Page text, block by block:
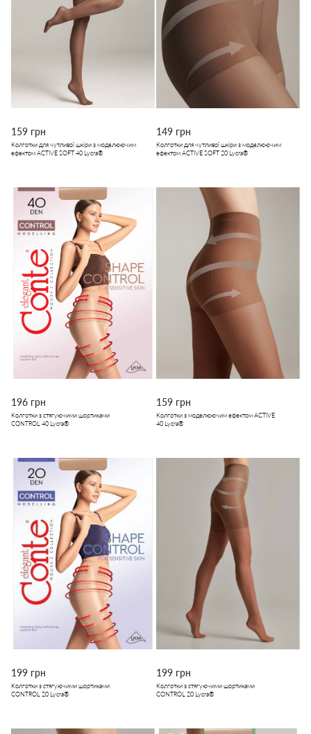
159 грн
Колготки для чутливої шкіри з моделюючим
ефектом ACTIVE SOFT 40 Lycra®
149 грн
Колготки для чутливої шкіри з моделюючим
ефектом ACTIVE SOFT 20 Lycra®
196 грн
Колготки з стягуючими шортиками
CONTROL 40 Lycra®
159 грн
Колготки з моделюючим ефектом ACTIVE
40 Lycra®
199 грн
Колготки з стягуючими шортиками
CONTROL 20 Lycra®
199 грн
Колготки з стягуючими шортиками
CONTROL 20 Lycra®